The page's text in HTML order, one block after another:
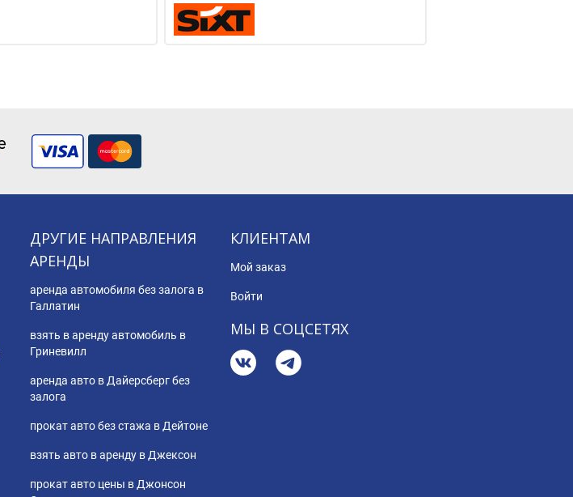
ДРУГИЕ НАПРАВЛЕНИЯ
АРЕНДЫ
аренда автомобиля без залога в
Галлатин
взять в аренду автомобиль в
Гриневилл
аренда авто в Дайерсберг без
залога
прокат авто без стажа в Дейтоне
взять авто в аренду в Джексон
прокат авто цены в Джонсон
КЛИЕНТАМ
Мой заказ
Войти
МЫ В СОЦСЕТЯХ